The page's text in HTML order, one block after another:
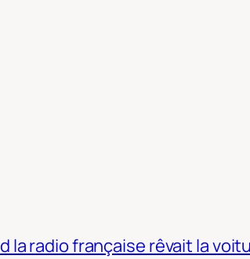
la radio française rêvait la